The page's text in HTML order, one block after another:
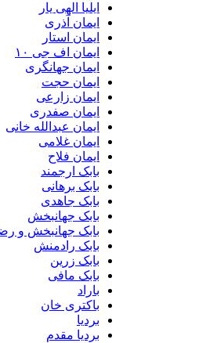
ایلیا الهی یار
ایمان آذری
ایمان استار
ایمان اف جی ۱۰
ایمان جهانگری
ایمان حجت
ایمان زارعی
ایمان صفدری
ایمان عبدالله خانی
ایمان غلامی
ایمان فلاح
بابک ارجمند
بابک برهانی
بابک جاهدی
بابک جهانبخش
بابک جهانبخش و رضا صادقی
بابک رادمنش
بابک زرین
بابک مافی
باکتری خان
بردیا مقدم